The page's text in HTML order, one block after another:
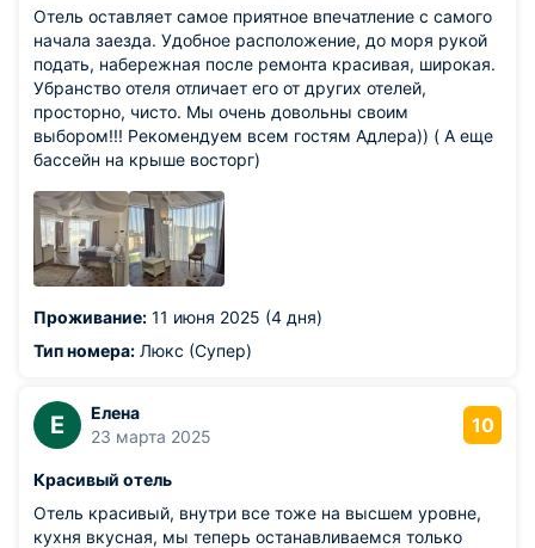
Отель оставляет самое приятное впечатление с самого
начала заезда. Удобное расположение, до моря рукой
подать, набережная после ремонта красивая, широкая.
Убранство отеля отличает его от других отелей,
просторно, чисто. Мы очень довольны своим
выбором!!! Рекомендуем всем гостям Адлера)) ( А еще
бассейн на крыше восторг)
Проживание: 11 июня 2025 (4 дня)
Тип номера: Люкс (Супер)
Е
Елена
23 марта 2025
10
Красивый отель
Отель красивый, внутри все тоже на высшем уровне,
кухня вкусная, мы теперь останавливаемся только